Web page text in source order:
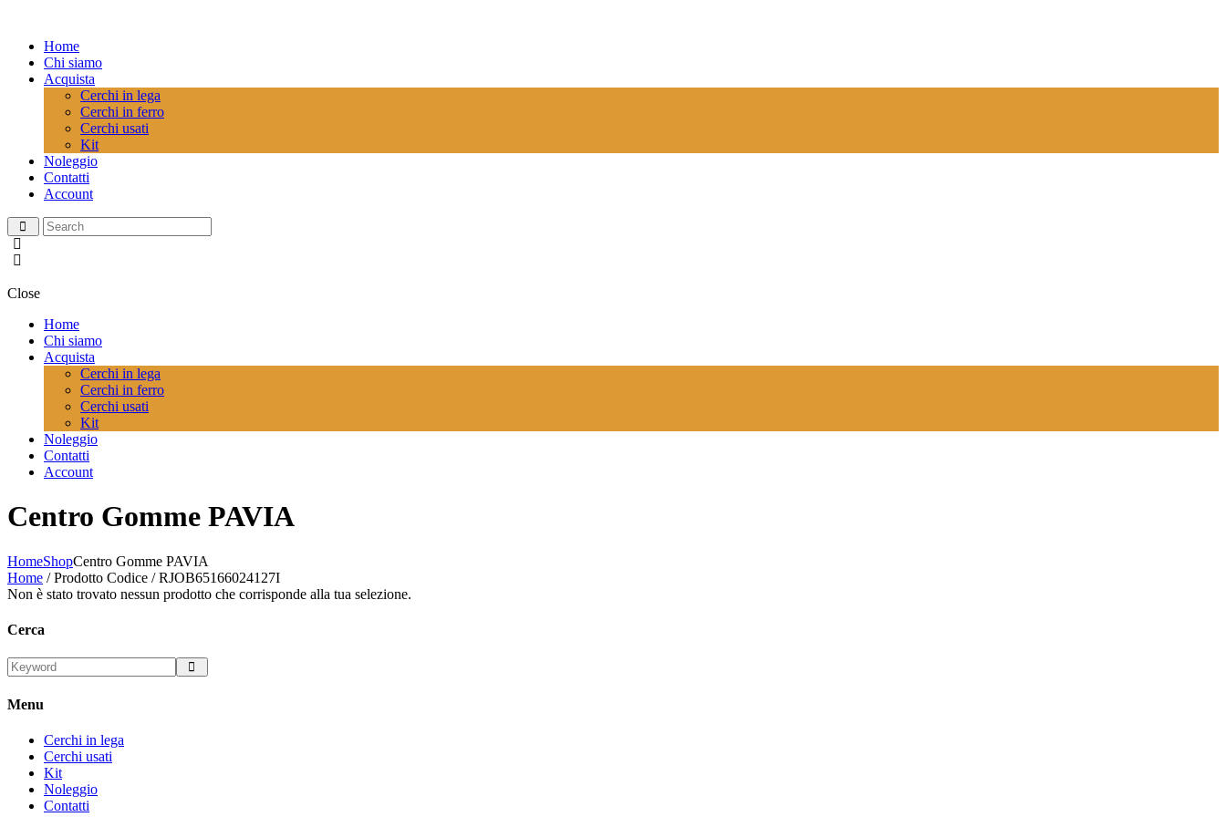
Home
Chi siamo
Acquista
Cerchi in lega
Cerchi in ferro
Cerchi usati
Kit
Noleggio
Contatti
Account
Close
Home
Chi siamo
Acquista
Cerchi in lega
Cerchi in ferro
Cerchi usati
Kit
Noleggio
Contatti
Account
Centro Gomme PAVIA
HomeShopCentro Gomme PAVIA
Home / Prodotto Codice / RJOB65166024127I
Non è stato trovato nessun prodotto che corrisponde alla tua selezione.
Cerca
Menu
Cerchi in lega
Cerchi usati
Kit
Noleggio
Contatti